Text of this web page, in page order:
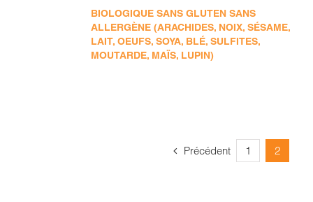
BIOLOGIQUE SANS GLUTEN SANS
ALLERGÈNE (ARACHIDES, NOIX, SÉSAME,
LAIT, OEUFS, SOYA, BLÉ, SULFITES,
MOUTARDE, MAÏS, LUPIN)
Précédent 1 2